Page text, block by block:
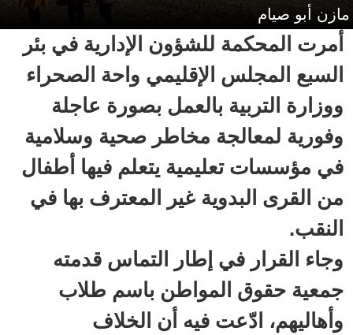
مازن أبو صيام
أمرت المحكمة للشؤون الإدارية في بئر
السبع المجلس الإقليمي واحة الصحراء
ووزارة التربية بالعمل بصورة عاجلة
وفورية لمعالجة مخاطر صحية وسلامية
في مؤسسات تعليمية يتعلم فيها أطفال
من القرى البدوية غير المعترف بها في
النقب.
وجاء القرار في إطار التماس قدمته
جمعية حقوق المواطن باسم طلاب
وأهاليهم، ادّعت فيه أن الخلاف